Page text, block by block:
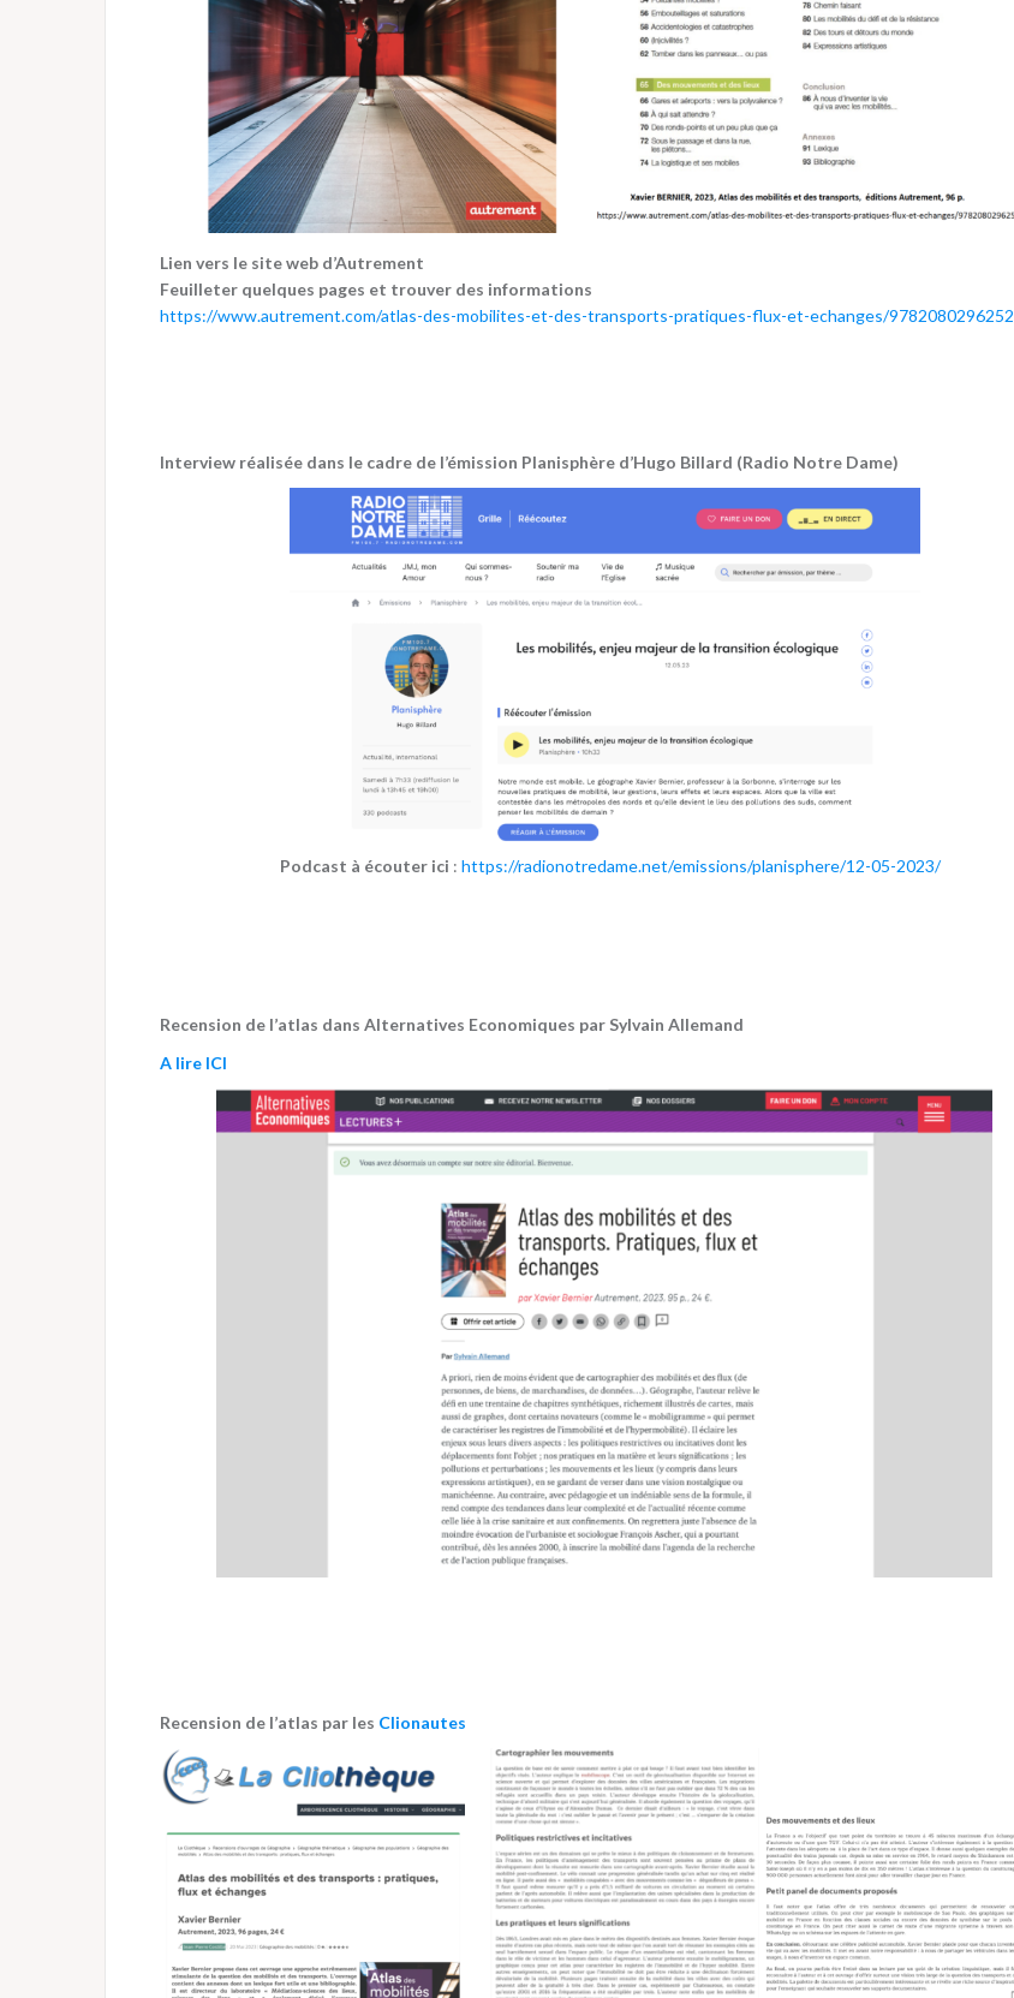
Lien vers le site web d’Autrement
Feuilleter quelques pages et trouver des informations
https://www.autrement.com/atlas-des-mobilites-et-des-transports-pratiques-flux-et-echanges/9782080296252
Interview réalisée dans le cadre de l’émission Planisphère d’Hugo Billard (Radio Notre Dame)
Podcast à écouter ici : https://radionotredame.net/emissions/planisphere/12-05-2023/
Recension de l’atlas dans Alternatives Economiques par Sylvain Allemand
A lire ICI
Recension de l’atlas par les Clionautes